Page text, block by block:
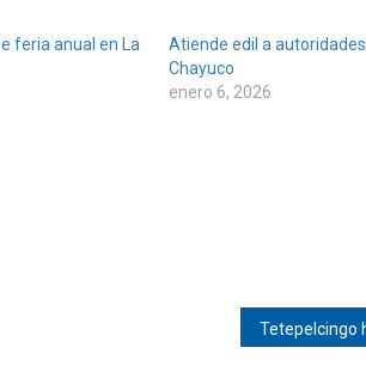
feria anual en La
Atiende edil a
Chayuco
enero 6, 2026